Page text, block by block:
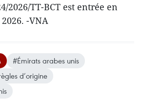
2026/TT-BCT est entrée en
-VNA
#Émirats arabes unis
d’origine